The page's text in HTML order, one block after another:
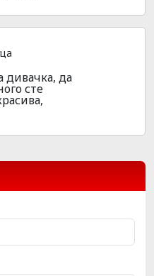
дивачка, да
сте